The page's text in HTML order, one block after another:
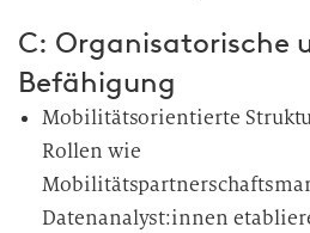
C: Organisatorische
Befähigung
Mobilitätsorientierte
Rollen wie
Datenanalyst:innen